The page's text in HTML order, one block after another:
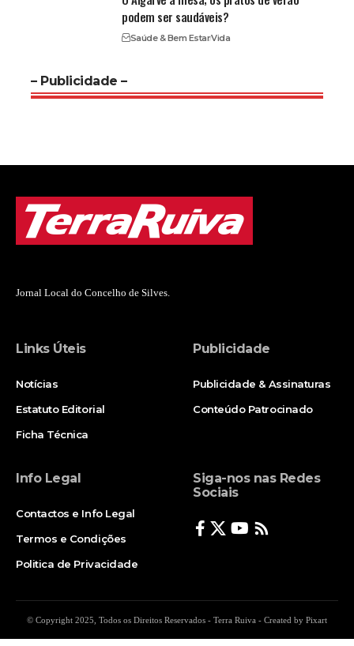
podem ser saudáveis?
Saúde & Bem EstarVida
– Publicidade –
Jornal Local do Concelho de Silves.
Links Úteis
Notícias
Estatuto Editorial
Ficha Técnica
Publicidade
Publicidade & Assinaturas
Conteúdo Patrocinado
Info Legal
Contactos e Info Legal
Termos e Condições
Politica de Privacidade
Siga-nos nas Redes
Sociais
© Copyright 2025, Todos os Direitos Reservados - Terra Ruiva - Created by Pixart